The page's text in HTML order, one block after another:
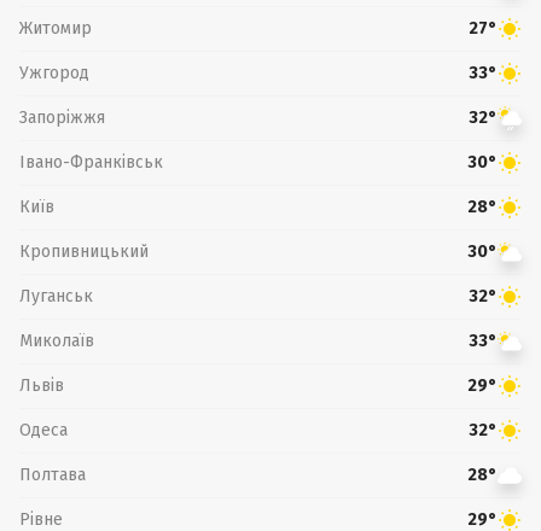
Житомир 27°
Ужгород 33°
Запоріжжя 32°
Івано-Франківськ 30°
Київ 28°
Кропивницький 30°
Луганськ 32°
Миколаїв 33°
Львів 29°
Одеса 32°
Полтава 28°
Рівне 29°